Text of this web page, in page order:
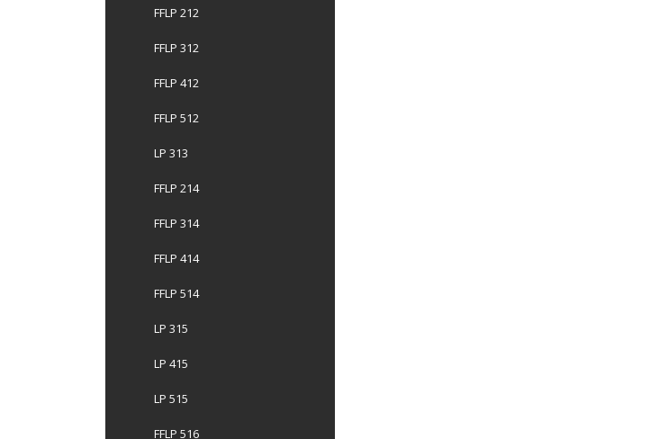
FFLP 212
FFLP 312
FFLP 412
FFLP 512
LP 313
FFLP 214
FFLP 314
FFLP 414
FFLP 514
LP 315
LP 415
LP 515
FFLP 516